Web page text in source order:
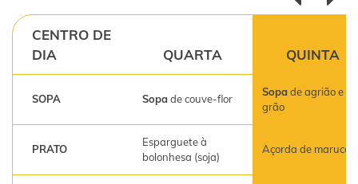
CENTRO DE
DIA
QUARTA QUINTA
SOPA Sopade couve-flor
Sopade agrião e
grão
PRATO
Esparguete à
bolonhesa (soja)
Açorda de maruca